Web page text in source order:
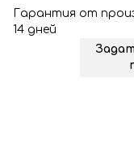
Гарантия от
14 дней